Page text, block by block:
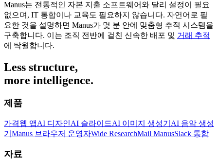
Manus는 전통적인 자본 지출 소프트웨어와 달리 설정이 필요
없으며, IT 통합이나 교육도 필요하지 않습니다. 자연어로 필
요한 것을 설명하면 Manus가 몇 분 안에 맞춤형 추적 시스템을
구축합니다. 이는 조직 전반에 걸친 신속한 배포 및 거래 추적
에 탁월합니다.
Less structure,
more intelligence.
제품
가격웹 앱AI 디자인AI 슬라이드AI 이미지 생성기 AI 음악 생성
기 Manus 브라우저 운영자Wide ResearchMail ManusSlack 통합
자료